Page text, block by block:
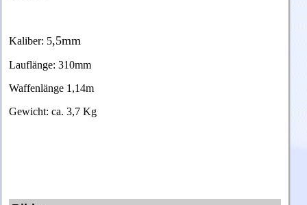
Kaliber: 5,5mm
Lauflänge: 310mm
Waffenlänge 1,14m
Gewicht: ca. 3,7 Kg